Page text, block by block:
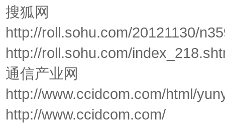
搜狐网
http://roll.sohu.com/20121130/
http://roll.sohu.com/
通信产业网
http://www.ccidcom.com/html/
http://www.ccidcom.com/